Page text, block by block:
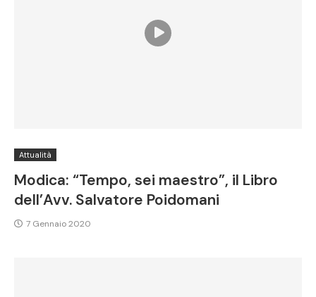
Attualità
Modica: “Tempo, sei maestro”, il Libro
dell’Avv. Salvatore Poidomani
7 Gennaio 2020